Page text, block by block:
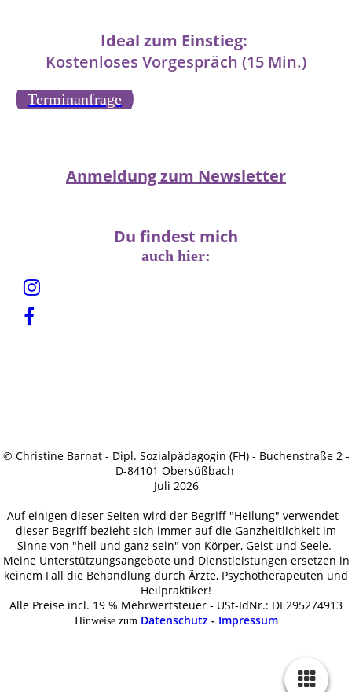
Ideal zum Einstieg:
Kostenloses Vorgespräch (15 Min.)
Terminanfrage
Anmeldung zum Newsletter
Du findest mich
auch hier:
© Christine Barnat - Dipl. Sozialpädagogin (FH) - Buchenstraße 2 -
D-84101 Obersüßbach
Juli 2026
Auf einigen dieser Seiten wird der Begriff "Heilung" verwendet -
dieser Begriff bezieht sich immer auf die Ganzheitlichkeit im
Sinne von "heil und ganz sein" von Körper, Geist und Seele.
Meine Unterstützungsangebote und Dienstleistungen ersetzen in
keinem Fall die Behandlung durch Ärzte, Psychotherapeuten und
Heilpraktiker!
Alle Preise incl. 19 % Mehrwertsteuer - USt-IdNr.: DE295274913
Hinweise zum Datenschutz - Impressum